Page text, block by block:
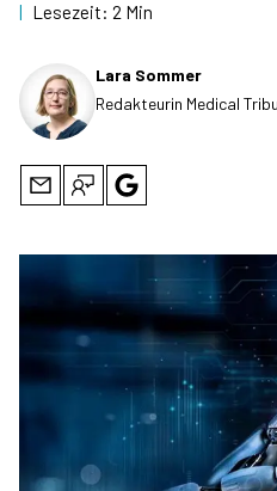
| Lesezeit: 2 Min
Lara Sommer
Redakteurin Medical